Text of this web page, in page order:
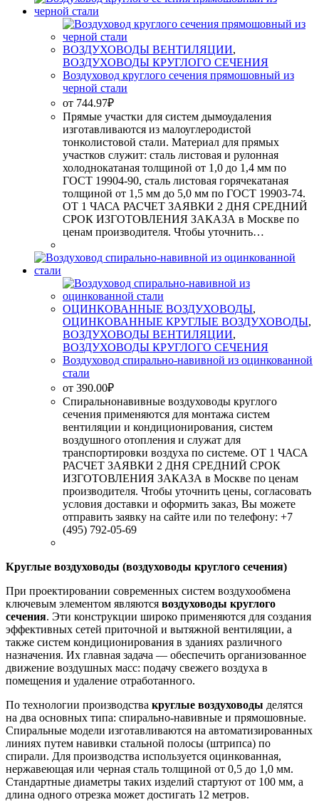
ВОЗДУХОВОДЫ ВЕНТИЛЯЦИИ,
ВОЗДУХОВОДЫ КРУГЛОГО СЕЧЕНИЯ
Воздуховод круглого сечения прямошовный из
черной стали
от 744.97₽
Прямые участки для систем дымоудаления
изготавливаются из малоуглеродистой
тонколистовой стали. Материал для прямых
участков служит: сталь листовая и рулонная
холоднокатаная толщиной от 1,0 до 1,4 мм по
ГОСТ 19904-90, сталь листовая горячекатаная
толщиной от 1,5 мм до 5,0 мм по ГОСТ 19903-74.
ОТ 1 ЧАСА РАСЧЕТ ЗАЯВКИ 2 ДНЯ СРЕДНИЙ
СРОК ИЗГОТОВЛЕНИЯ ЗАКАЗА в Москве по
ценам производителя. Чтобы уточнить…
ОЦИНКОВАННЫЕ ВОЗДУХОВОДЫ,
ОЦИНКОВАННЫЕ КРУГЛЫЕ ВОЗДУХОВОДЫ,
ВОЗДУХОВОДЫ ВЕНТИЛЯЦИИ,
ВОЗДУХОВОДЫ КРУГЛОГО СЕЧЕНИЯ
Воздуховод спирально-навивной из оцинкованной
стали
от 390.00₽
Спиральнонавивные воздуховоды круглого
сечения применяются для монтажа систем
вентиляции и кондиционирования, систем
воздушного отопления и служат для
транспортировки воздуха по системе. ОТ 1 ЧАСА
РАСЧЕТ ЗАЯВКИ 2 ДНЯ СРЕДНИЙ СРОК
ИЗГОТОВЛЕНИЯ ЗАКАЗА в Москве по ценам
производителя. Чтобы уточнить цены, согласовать
условия доставки и оформить заказ, Вы можете
отправить заявку на сайте или по телефону: +7
(495) 792-05-69
Круглые воздуховоды (воздуховоды круглого сечения)
При проектировании современных систем воздухообмена
ключевым элементом являются воздуховоды круглого
сечения. Эти конструкции широко применяются для создания
эффективных сетей приточной и вытяжной вентиляции, а
также систем кондиционирования в зданиях различного
назначения. Их главная задача — обеспечить организованное
движение воздушных масс: подачу свежего воздуха в
помещения и удаление отработанного.
По технологии производства круглые воздуховоды делятся
на два основных типа: спирально-навивные и прямошовные.
Спиральные модели изготавливаются на автоматизированных
линиях путем навивки стальной полосы (штрипса) по
спирали. Для производства используется оцинкованная,
нержавеющая или черная сталь толщиной от 0,5 до 1,0 мм.
Стандартные диаметры таких изделий стартуют от 100 мм, а
длина одного отрезка может достигать 12 метров.